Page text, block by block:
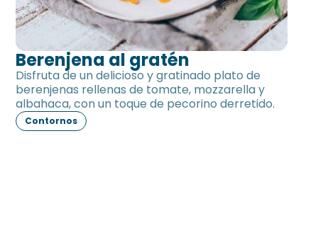
Berenjena al gratén
Disfruta de un delicioso y gratinado plato de
berenjenas rellenas de tomate, mozzarella y
albahaca, con un toque de pecorino derretido.
Contornos